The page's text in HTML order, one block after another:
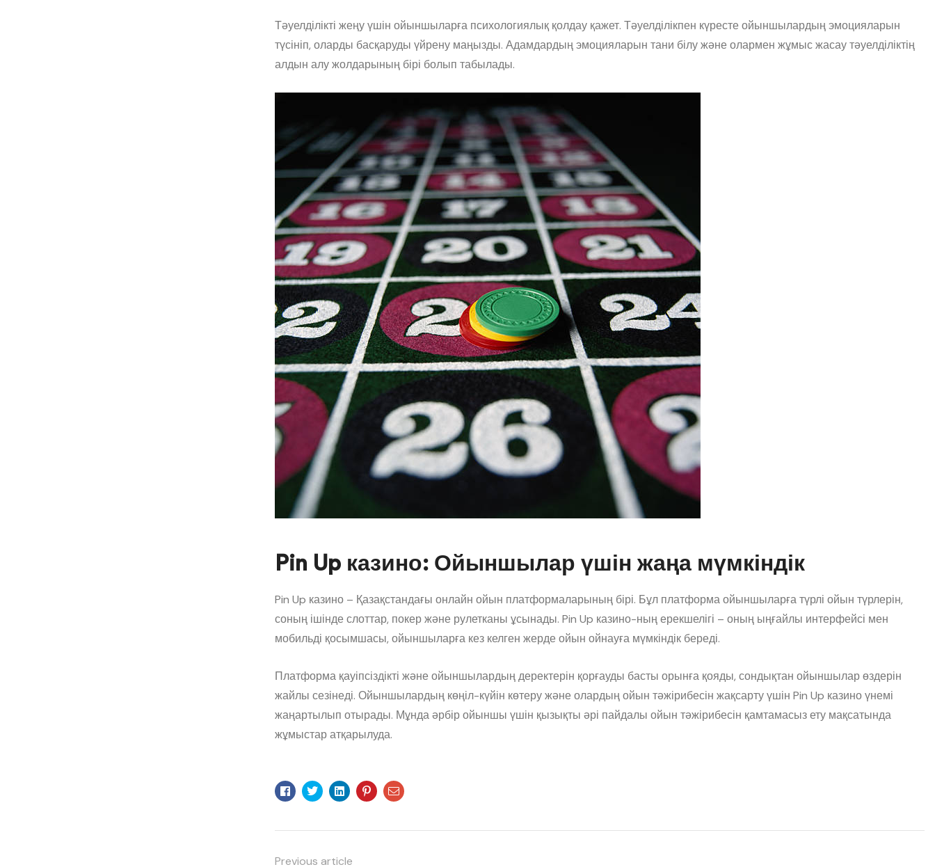
Тәуелділікті жеңу үшін ойыншыларға психологиялық қолдау қажет. Тәуелділікпен күресте ойыншылардың эмоцияларын
түсініп, оларды басқаруды үйрену маңызды. Адамдардың эмоцияларын тани білу және олармен жұмыс жасау тәуелділіктің
алдын алу жолдарының бірі болып табылады.
Pin Up казино: Ойыншылар үшін жаңа мүмкіндік
Pin Up казино – Қазақстандағы онлайн ойын платформаларының бірі. Бұл платформа ойыншыларға түрлі ойын түрлерін,
соның ішінде слоттар, покер және рулетканы ұсынады. Pin Up казино-ның ерекшелігі – оның ыңғайлы интерфейсі мен
мобильді қосымшасы, ойыншыларға кез келген жерде ойын ойнауға мүмкіндік береді.
Платформа қауіпсіздікті және ойыншылардың деректерін қорғауды басты орынға қояды, сондықтан ойыншылар өздерін
жайлы сезінеді. Ойыншылардың көңіл-күйін көтеру және олардың ойын тәжірибесін жақсарту үшін Pin Up казино үнемі
жаңартылып отырады. Мұнда әрбір ойыншы үшін қызықты әрі пайдалы ойын тәжірибесін қамтамасыз ету мақсатында
жұмыстар атқарылуда.
Facebook
TwitterLinkedinPinterest
Email
Previous article